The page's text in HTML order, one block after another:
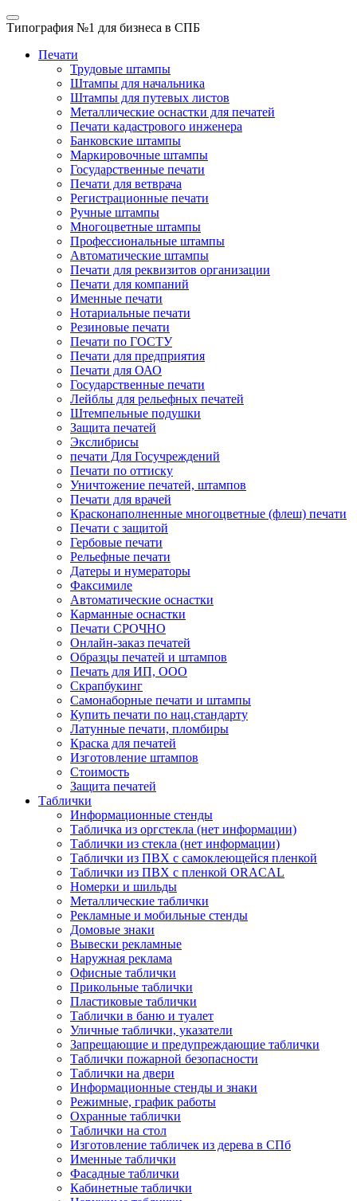
Типография №1 для бизнеса в СПБ
Печати
Трудовые штампы
Штампы для начальника
Штампы для путевых листов
Металлические оснастки для печатей
Печати кадастрового инженера
Банковские штампы
Маркировочные штампы
Государственные печати
Печати для ветврача
Регистрационные печати
Ручные штампы
Многоцветные штампы
Профессиональные штампы
Автоматические штампы
Печати для реквизитов организации
Печати для компаний
Именные печати
Нотариальные печати
Резиновые печати
Печати по ГОСТУ
Печати для предприятия
Печати для ОАО
Государственные печати
Лейблы для рельефных печатей
Штемпельные подушки
Защита печатей
Экслибрисы
печати Для Госучреждений
Печати по оттиску
Уничтожение печатей, штампов
Печати для врачей
Красконаполненные многоцветные (флеш) печати
Печати с защитой
Гербовые печати
Рельефные печати
Датеры и нумераторы
Факсимиле
Автоматические оснастки
Карманные оснастки
Печати СРОЧНО
Онлайн-заказ печатей
Образцы печатей и штампов
Печать для ИП, ООО
Скрапбукинг
Самонаборные печати и штампы
Купить печати по нац.стандарту
Латунные печати, пломбиры
Краска для печатей
Изготовление штампов
Стоимость
Защита печатей
Таблички
Информационные стенды
Табличка из оргстекла (нет информации)
Таблички из стекла (нет информации)
Таблички из ПВХ с самоклеющейся пленкой
Таблички из ПВХ с пленкой ORACAL
Номерки и шильды
Металлические таблички
Рекламные и мобильные стенды
Домовые знаки
Вывески рекламные
Наружная реклама
Офисные таблички
Прикольные таблички
Пластиковые таблички
Таблички в баню и туалет
Уличные таблички, указатели
Запрещающие и предупреждающие таблички
Таблички пожарной безопасности
Таблички на двери
Информационные стенды и знаки
Режимные, график работы
Охранные таблички
Таблички на стол
Изготовление табличек из дерева в СПб
Именные таблички
Фасадные таблички
Кабинетные таблички